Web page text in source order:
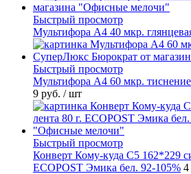
Быстрый просмотр
Мультифора А4 40 мкр.
Быстрый просмотр
Мультифора А4 60 мкр.
9 руб. / шт
Быстрый просмотр
Конверт Кому-куда С5 162*229
ECOPOST Эмика бел. 92-105% 4